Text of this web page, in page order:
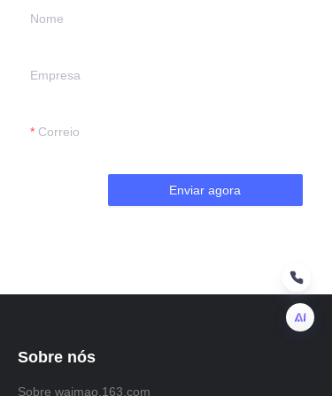
Nome
Empresa
Correio
Enviar agora
Sobre nós
Sobre waimao.163.com
PT